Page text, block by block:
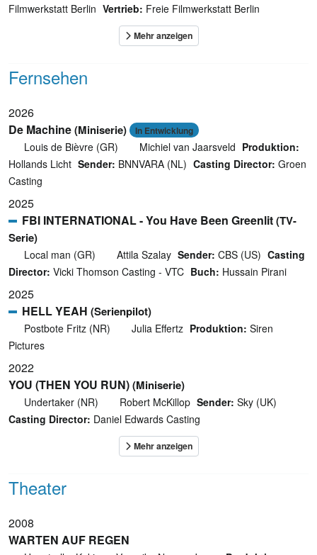
Filmwerkstatt Berlin Vertrieb: Freie Filmwerkstatt Berlin
Fernsehen
2026
De Machine(Miniserie) In Entwicklung
Louis de Bièvre (GR) Michiel van Jaarsveld Produktion:
Hollands Licht Sender: BNNVARA (NL) Casting Director: Groen
Casting
2025
FBI INTERNATIONAL - You Have Been Greenlit(TV-
Serie)
Local man (GR) Attila Szalay Sender: CBS (US) Casting
Director: Vicki Thomson Casting - VTC Buch: Hussain Pirani
2025
HELL YEAH (Serienpilot)
Postbote Fritz (NR) Julia Effertz Produktion: Siren
Pictures
2022
YOU (THEN YOU RUN)(Miniserie)
Undertaker (NR) Robert McKillop Sender: Sky (UK)
Casting Director: Daniel Edwards Casting
Theater
2008
WARTEN AUF REGEN